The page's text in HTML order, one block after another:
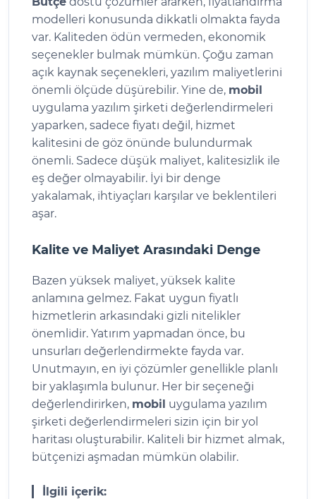
modelleri konusunda dikkatli olmakta fayda
var. Kaliteden ödün vermeden, ekonomik
seçenekler bulmak mümkün. Çoğu zaman
açık kaynak seçenekleri, yazılım maliyetlerini
önemli ölçüde düşürebilir. Yine de, mobil
uygulama yazılım şirketi değerlendirmeleri
yaparken, sadece fiyatı değil, hizmet
kalitesini de göz önünde bulundurmak
önemli. Sadece düşük maliyet, kalitesizlik ile
eş değer olmayabilir. İyi bir denge
yakalamak, ihtiyaçları karşılar ve beklentileri
aşar.
Kalite ve Maliyet Arasındaki Denge
Bazen yüksek maliyet, yüksek kalite
anlamına gelmez. Fakat uygun fiyatlı
hizmetlerin arkasındaki gizli nitelikler
önemlidir. Yatırım yapmadan önce, bu
unsurları değerlendirmekte fayda var.
Unutmayın, en iyi çözümler genellikle planlı
bir yaklaşımla bulunur. Her bir seçeneği
değerlendirirken, mobil uygulama yazılım
şirketi değerlendirmeleri sizin için bir yol
haritası oluşturabilir. Kaliteli bir hizmet almak,
bütçenizi aşmadan mümkün olabilir.
İlgili içerik: